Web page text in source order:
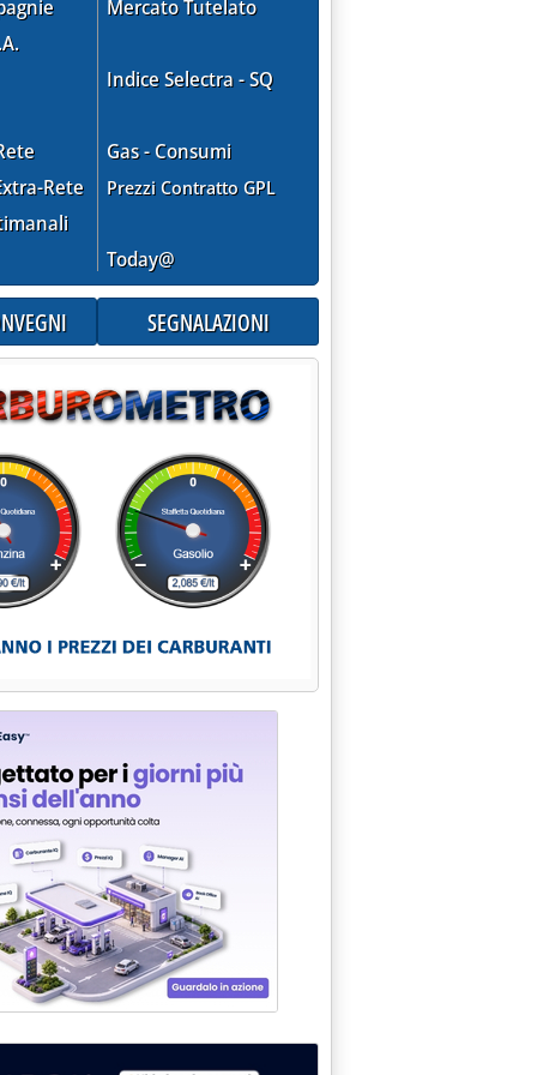
Rete
Mercato Tutelato
Indice Selectra - SQ
Gas - Consumi
Prezzi Contratto GPL
Today@
SEGNALAZIONI